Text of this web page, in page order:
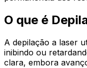
O que é
A depilação a laser
inibindo ou
clara, embora